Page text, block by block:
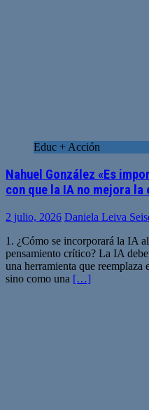
Educ + Acción
Nahuel González «Es
con que la IA no mejora la
2 julio, 2026 Daniela Leiva
1. ¿Cómo se incorporará la IA
pensamiento crítico? La IA
una herramienta que reemplaza
sino como una […]